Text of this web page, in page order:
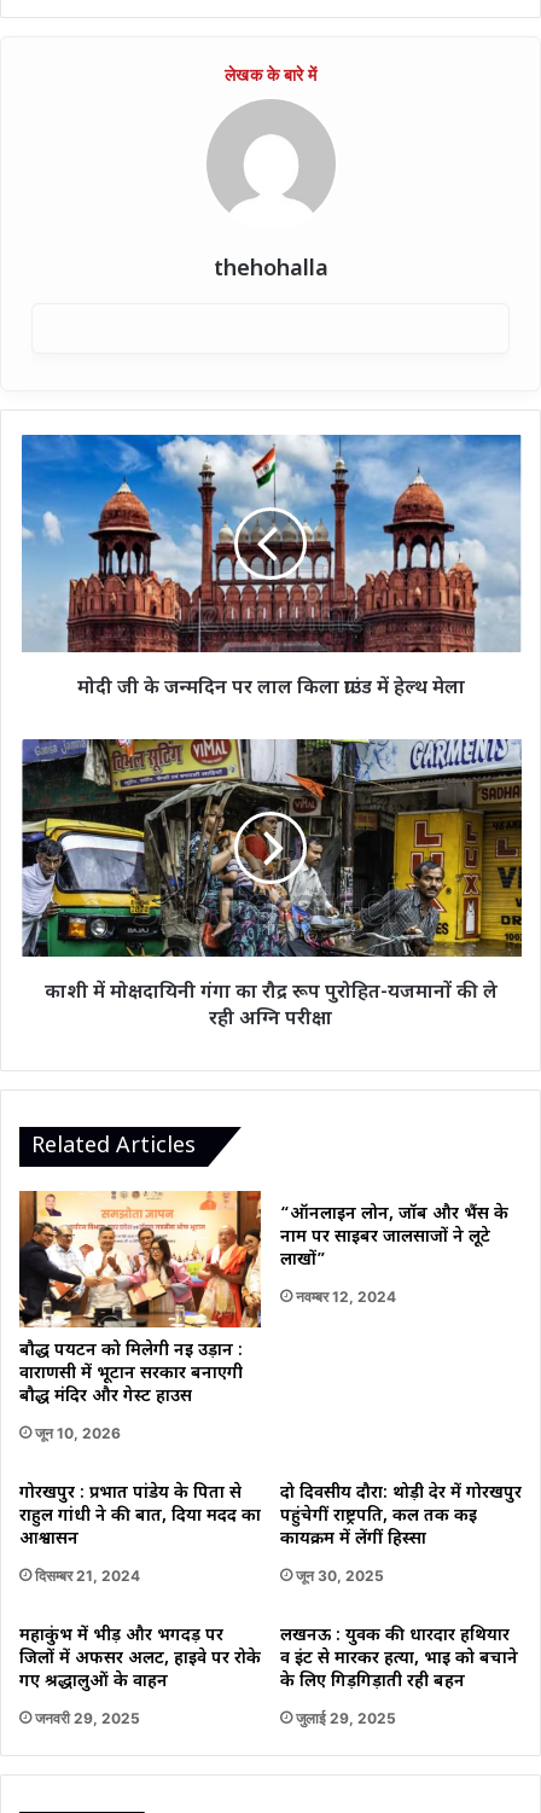
thehohalla
मोदी
के
जन्मदिन
किला
में
मोदी जी के जन्मदिन पर लाल किला ग्राउंड में हेल्थ मेला
काशी
में
मोक्षदायिनी
गंगा
का
रौद्र
रूप
पुरोहित-
यजमानों
काशी में मोक्षदायिनी गंगा का रौद्र रूप पुरोहित-यजमानों की ले
रही अग्नि परीक्षा
Related Articles
बौद्ध पर्यटन को मिलेगी नई उड़ान :
वाराणसी में भूटान सरकार बनाएगी
बौद्ध मंदिर और गेस्ट हाउस
जून 10, 2026
“ऑनलाइन लोन, जॉब और भैंस के
नाम पर साइबर जालसाजों ने लूटे
लाखों”
नवम्बर 12, 2024
गोरखपुर : प्रभात पांडेय के पिता से
राहुल गांधी ने की बात, दिया मदद का
आश्वासन
दिसम्बर 21, 2024
दो दिवसीय दौरा: थोड़ी देर में गोरखपुर
पहुंचेगीं राष्ट्रपति, कल तक कई
कार्यक्रम में लेंगीं हिस्सा
जून 30, 2025
महाकुंभ में भीड़ और भगदड़ पर
जिलों में अफसर अलर्ट, हाइवे पर रोके
गए श्रद्धालुओं के वाहन
जनवरी 29, 2025
लखनऊ : युवक की धारदार हथियार
व ईंट से मारकर हत्या, भाई को बचाने
के लिए गिड़गिड़ाती रही बहन
जुलाई 29, 2025